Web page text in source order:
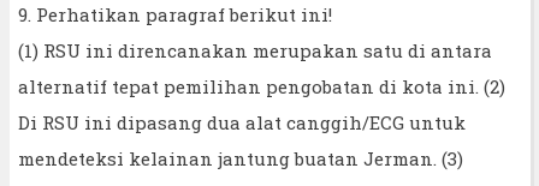
9. Perhatikan paragraf berikut ini!
(1) RSU ini direncanakan merupakan satu di antara
alternatif tepat pemilihan pengobatan di kota ini. (2)
Di RSU ini dipasang dua alat canggih/ECG untuk
mendeteksi kelainan jantung buatan Jerman. (3)